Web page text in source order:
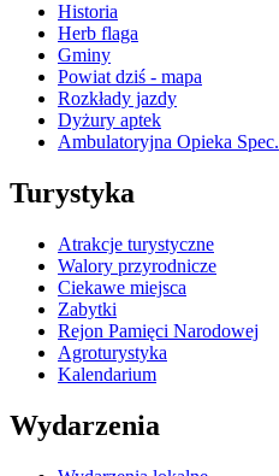
Historia
Herb flaga
Gminy
Powiat dziś - mapa
Rozkłady jazdy
Dyżury aptek
Ambulatoryjna Opieka Spec.
Turystyka
Atrakcje turystyczne
Walory przyrodnicze
Ciekawe miejsca
Zabytki
Rejon Pamięci Narodowej
Agroturystyka
Kalendarium
Wydarzenia